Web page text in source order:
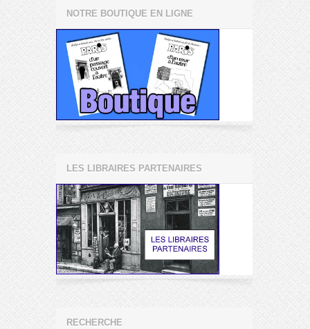
NOTRE BOUTIQUE EN LIGNE
LES LIBRAIRES PARTENAIRES
RECHERCHE